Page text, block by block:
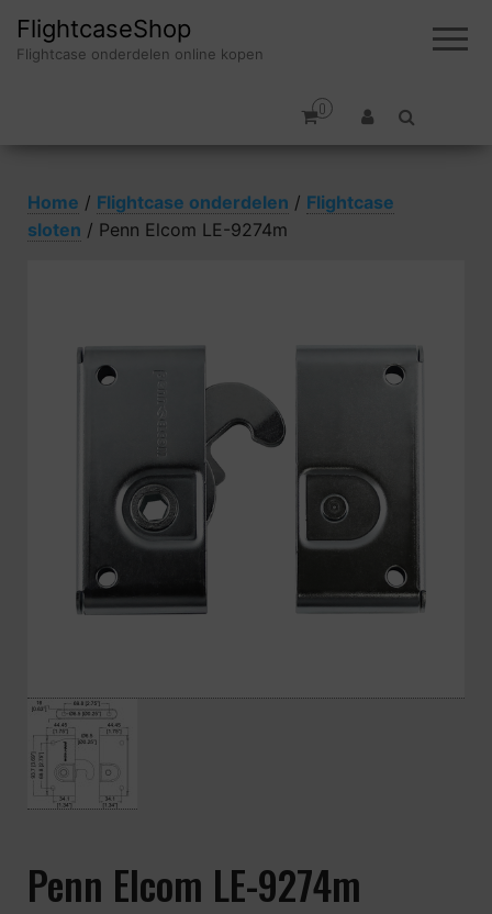
FlightcaseShop
Flightcase onderdelen online kopen
0
Home / Flightcase onderdelen / Flightcase
sloten / Penn Elcom LE-9274m
Penn Elcom LE-9274m